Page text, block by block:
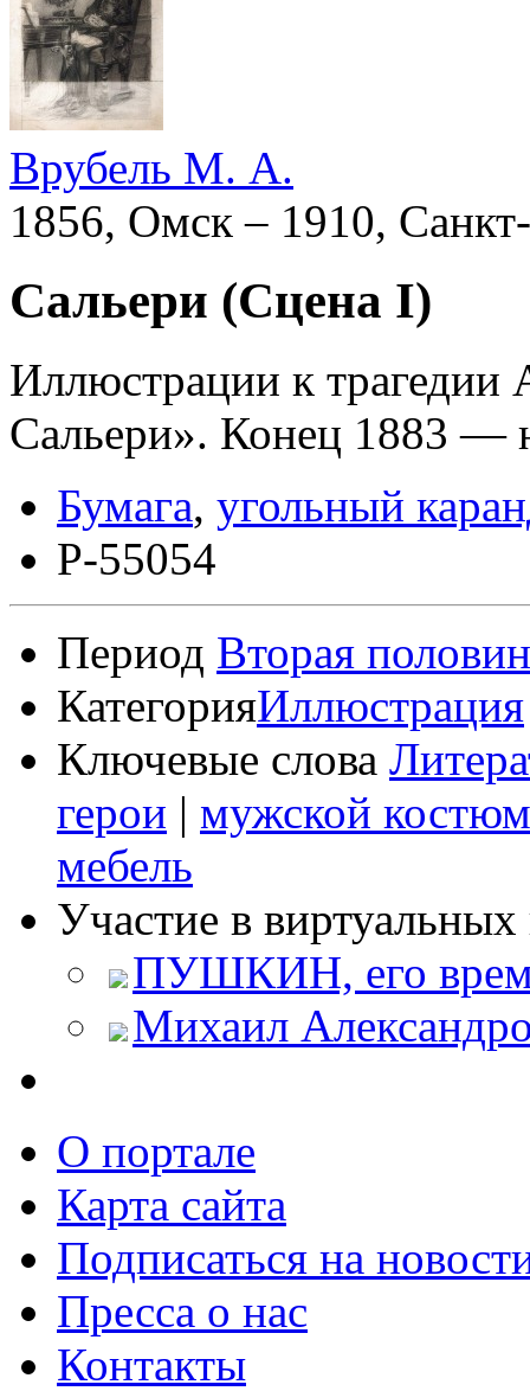
Врубель М. А.
1856, Омск – 1910,
Сальери (Сцена I)
Иллюстрации к
Сальери». Конец 1883 —
Бумага, угольный
Р-55054
Период Вторая
КатегорияИллюстрация
Ключевые слова
герои | мужской костюм
мебель
Участие в
ПУШКИН, его
Михаил
О портале
Карта сайта
Подписаться на
Пресса о нас
Контакты